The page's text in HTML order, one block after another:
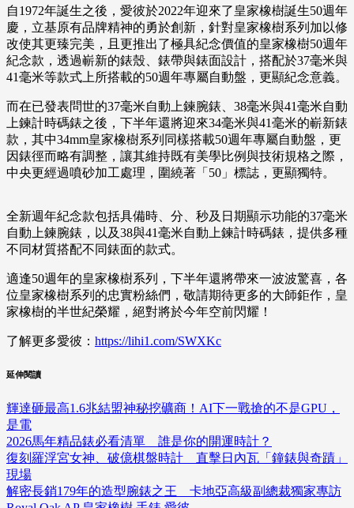
自1972年誕生之後，愛彼於2022年迎來了皇家橡樹誕生50週年
慶，立基原有品牌精神的勇於創新，針對皇家橡樹系列加以修
改使其更臻完美，且更推出了極具紀念價值的皇家橡樹50週年
紀念款，透過嶄新的錶殼、錶帶與錶面設計，搭配於37毫米與
41毫米等款式上所搭載的50週年專屬自動盤，更顯紀念意義。
而在已發表問世的37毫米自動上鍊腕錶、38毫米與41毫米自動
上鍊計時碼錶之後，下半年還將迎來34毫米與41毫米的嶄新錶
款，其中34mm皇家橡樹系列同樣搭載50週年專屬自動盤，更
因錶徑而略有調整，讓其維持既有美學比例與技術規格之際，
中央更經過噴砂加工處理，圍繞著「50」標誌，更顯獨特。
全新週年紀念款包括具備時、分、秒及日期顯示功能的37毫米
自動上鍊腕錶，以及38與41毫米自動上鍊計時碼錶，提供多種
不同材質搭配不同錶面的款式。
適逢50週年的皇家橡樹系列，下半年還將帶來一波波驚喜，各
位皇家橡樹系列的忠實粉絲們，敬請期待更多的大師鉅作，皇
家橡樹的半世紀榮耀，絕對將於今年空前閃耀！
了解更多愛彼： https://lihi1.com/SWXKc
延伸閱讀
輝達砸最高1.6兆結盟神秘挖礦商！AI下一戰搶的不是GPU，
是電
2026馬年精品錶必看清單 誰是你的開運時計？
復刻羅浮宮女神、破億棋盤時計 直擊日內瓦「鐘錶與奇蹟」
現場
解密長銷179年的造型腕錶之王 卡地亞高級副總裁獨家專訪